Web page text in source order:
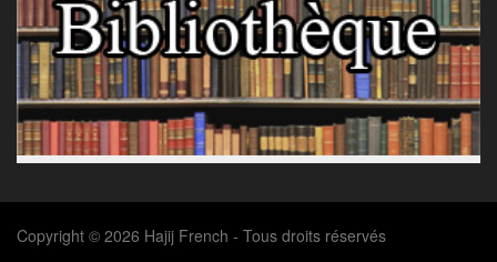
Copyright © 2026 Hajij French - Tous droits réservés